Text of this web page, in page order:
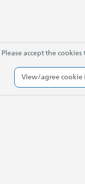
Please accept the
View/agree